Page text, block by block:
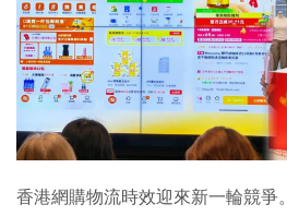
香港網購物流時效迎來新一輪競爭